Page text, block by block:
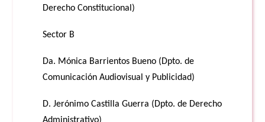
Derecho Constitucional)
Sector B
Da. Mónica Barrientos Bueno (Dpto. de
Comunicación Audiovisual y Publicidad)
D. Jerónimo Castilla Guerra (Dpto. de Derecho